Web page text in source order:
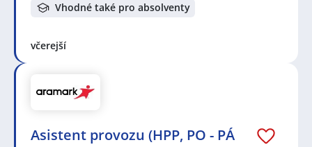
Vhodné také pro absolventy
včerejší
Asistent provozu (HPP, PO - PÁ